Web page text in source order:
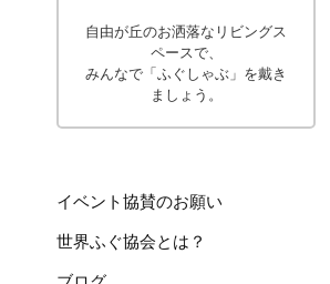
自由が丘のお洒落なリビングス
ペースで、
みんなで「ふぐしゃぶ」を戴き
ましょう。
イベント協賛のお願い
世界ふぐ協会とは？